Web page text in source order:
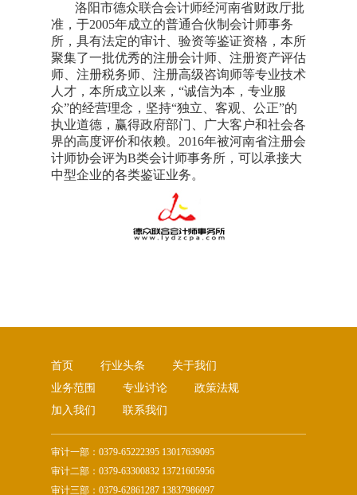
洛阳市德众联合会计师经河南省财政厅批
准，于2005年成立的普通合伙制 会计师事务
所 ，具有法定的审计、验资等鉴证资格，本所
聚集了一批优秀的注册会计师、注册资产评估
师、注册税务师、注册高级咨询师等专业技术
人才，本所成立以来，“诚信为本，专业服
众”的经营理念，坚持“独立、客观、公正”的
执业道德，赢得政府部门、广大客户和社会各
界的高度评价和依赖。2016年被河南省注册会
计师协会评为B类会计师事务所，可以承接大
中型企业的各类鉴证业务。
首页 行业头条
关于我们
业务范围
专业讨论
政策法规
加入我们
联系我们
审计一部：0379-65222395 13017639095
审计二部：0379-63300832 13721605956
审计三部：0379-62861287 13837986097